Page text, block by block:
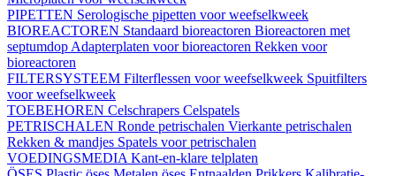
PIPETTEN Serologische pipetten voor weefselkweek
BIOREACTOREN Standaard bioreactoren Bioreactoren met
septumdop Adapterplaten voor bioreactoren Rekken voor
bioreactoren
FILTERSYSTEEM Filterflessen voor weefselkweek Spuitfilters
voor weefselkweek
TOEBEHOREN Celschrapers Celspatels
PETRISCHALEN Ronde petrischalen Vierkante petrischalen
Rekken & mandjes Spatels voor petrischalen
VOEDINGSMEDIA Kant-en-klare telplaten